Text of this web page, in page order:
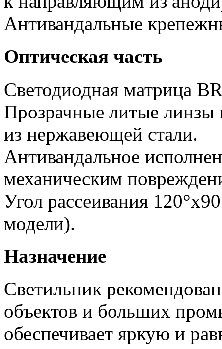
Антивандальные
Оптическая часть
Светодиодная матрица
Прозрачные литые линзы
из нержавеющей стали.
Антивандальное
механическим
Угол рассеивания
модели).
Назначение
Светильник
объектов и больших
обеспечивает яркую и